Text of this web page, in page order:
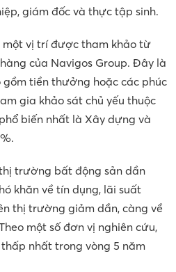
giám đốc và thực tập sinh.
một vị trí được tham khảo từ
của Navigos Group. Đây là
tiền thưởng hoặc các phúc
gia khảo sát chủ yếu thuộc
biến nhất là Xây dựng và
trường bất động sản dần
khăn về tín dụng, lãi suất
thị trường giảm dần, càng về
một số đơn vị nghiên cứu,
nhất trong vòng 5 năm